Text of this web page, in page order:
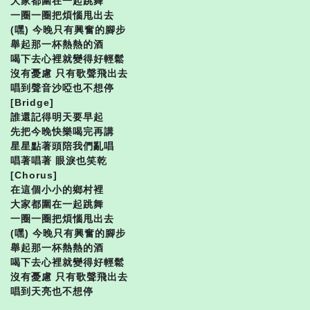
一圈一圈把煩惱甩出去
(嘿) 今晚只有興奮的腳步
舉起那一杯熱熱的酒
喝下去心裡就變得好輕鬆
沒有憂慮 只有歌聲飛出去
唱到聲音沙啞也不想停
[Bridge]
誰還記得明天要早起
先把今晚快樂喝完再講
星星點著頭陪我們亂唱
唱著唱著 眼淚也笑乾
[Chorus]
在這個小小的鄉村裡
大家都圍在一起跳舞
一圈一圈把煩惱甩出去
(嘿) 今晚只有興奮的腳步
舉起那一杯熱熱的酒
喝下去心裡就變得好輕鬆
沒有憂慮 只有歌聲飛出去
唱到天亮也不想停